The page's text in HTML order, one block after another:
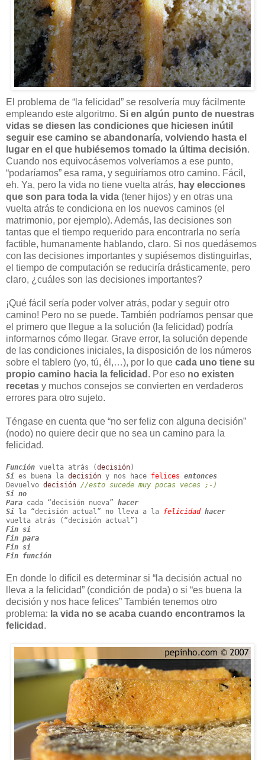
El problema de “la felicidad” se resolvería muy fácilmente
empleando este algoritmo. Si en algún punto de nuestras
vidas se diesen las condiciones que hiciesen inútil
seguir ese camino se abandonaría, volviendo hasta el
lugar en el que hubiésemos tomado la última decisión.
Cuando nos equivocásemos volveríamos a ese punto,
“podaríamos” esa rama, y seguiríamos otro camino. Fácil,
eh. Ya, pero la vida no tiene vuelta atrás, hay elecciones
que son para toda la vida (tener hijos) y en otras una
vuelta atrás te condiciona en los nuevos caminos (el
matrimonio, por ejemplo). Además, las decisiones son
tantas que el tiempo requerido para encontrarla no sería
factible, humanamente hablando, claro. Si nos quedásemos
con las decisiones importantes y supiésemos distinguirlas,
el tiempo de computación se reduciría drásticamente, pero
claro, ¿cuáles son las decisiones importantes?
¡Qué fácil sería poder volver atrás, podar y seguir otro
camino! Pero no se puede. También podríamos pensar que
el primero que llegue a la solución (la felicidad) podría
informarnos cómo llegar. Grave error, la solución depende
de las condiciones iniciales, la disposición de los números
sobre el tablero (yo, tú, él,…), por lo que cada uno tiene su
propio camino hacia la felicidad . Por eso no existen
recetas y muchos consejos se convierten en verdaderos
errores para otro sujeto.
Téngase en cuenta que “no ser feliz con alguna decisión”
(nodo) no quiere decir que no sea un camino para la
felicidad.
Función vuelta atrás (decisión)
Si es buena la decisión y nos hace felices entonces
Devuelvo decisión //esto sucede muy pocas veces ;-)
Si no
Para cada “decisión nueva” hacer
Si la “decisión actual” no lleva a la felicidad hacer
vuelta atrás (“decisión actual”)
Fin si
Fin para
Fin si
Fin función
En donde lo difícil es determinar si “la decisión actual no
lleva a la felicidad” (condición de poda) o si “es buena la
decisión y nos hace felices” También tenemos otro
problema: la vida no se acaba cuando encontramos la
felicidad .